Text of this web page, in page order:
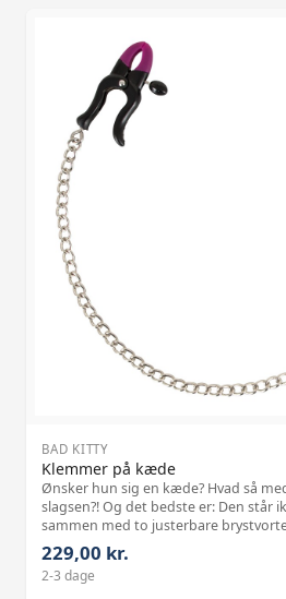
BAD KITTY
Klemmer på kæde
Ønsker hun sig en kæde? Hvad så
slagsen?! Og det bedste er: Den står
sammen med to justerbare
Sølvfarvet/sort/lilla. Kædelængde 37 cm, samlet længde 52 cm.
Materiale: Polycarbonat
229,00 kr.
2-3 dage